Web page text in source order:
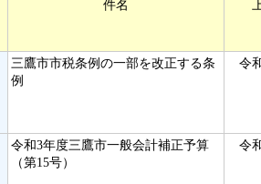
件名
三鷹市市税条例の一部を改正する条
例
令
令和3年度三鷹市一般会計補正予算
（第15号）
令